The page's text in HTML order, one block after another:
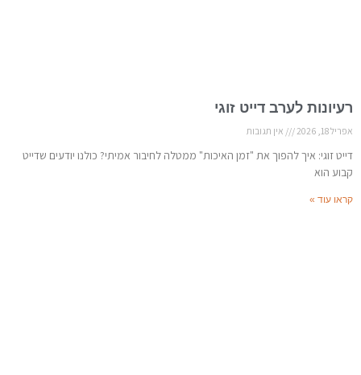
רעיונות לערב דייט זוגי
אפריל 18, 2026 אין תגובות
דייט זוגי: איך להפוך את "זמן האיכות" ממטלה לחיבור אמיתי? כולנו יודעים שדייט
קבוע הוא
קראו עוד »